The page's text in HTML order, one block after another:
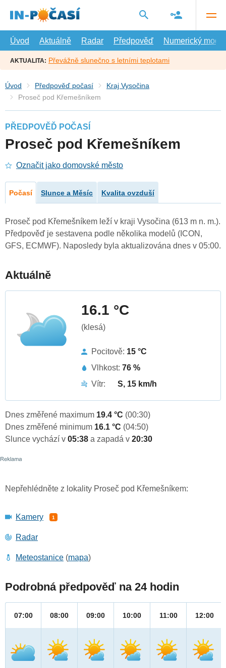
hlavní
Úvod
Aktuálně Radar Předpověď Numerický model
AKTUALITA: Převážně slunečno s letními teplotami
Úvod Předpověď počasí
Kraj Vysočina
Proseč pod Křemešníkem
PŘEDPOVĚĎ POČASÍ
Proseč pod Křemešníkem
Označit jako domovské město
Počasí Slunce a Měsíc Kvalita ovzduší
Proseč pod Křemešníkem leží v kraji Vysočina (613 m n. m.).
Předpověď je sestavena podle několika modelů (ICON,
GFS, ECMWF). Naposledy byla aktualizována dnes v 05:00.
Aktuálně
16.1 °C
(klesá)
Pocitově: 15 °C
Vlhkost: 76 %
Vítr:
S, 15 km/h
Dnes změřené maximum 19.4 °C (00:30)
Dnes změřené minimum 16.1 °C (04:50)
Slunce vychází v 05:38 a zapadá v 20:30
Nepřehlédněte z lokality Proseč pod Křemešníkem:
Kamery 1
Radar
Meteostanice (mapa)
Podrobná předpověď na 24 hodin
07:00 08:00 09:00 10:00 11:00 12:00